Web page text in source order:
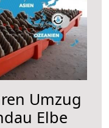
Umzug
Elbe